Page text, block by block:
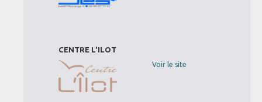
CENTRE L'ILOT
Voir le site